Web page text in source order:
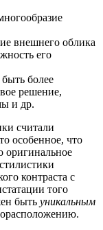
внешнего облика
его
более
решение,
и др.
считали
особенное, что
оригинальное
контраста с
того
быть уникальным